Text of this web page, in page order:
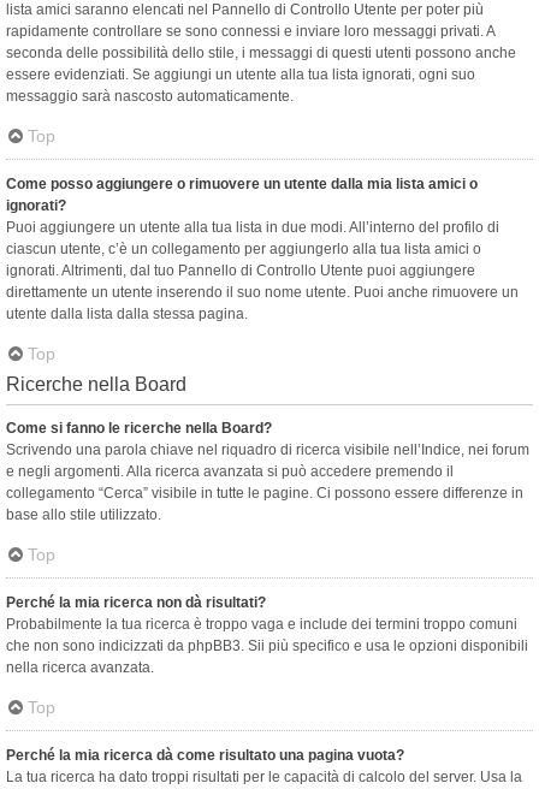
lista amici saranno elencati nel Pannello di Controllo Utente per poter più
rapidamente controllare se sono connessi e inviare loro messaggi privati. A
seconda delle possibilità dello stile, i messaggi di questi utenti possono anche
essere evidenziati. Se aggiungi un utente alla tua lista ignorati, ogni suo
messaggio sarà nascosto automaticamente.
Top
Come posso aggiungere o rimuovere un utente dalla mia lista amici o
ignorati?
Puoi aggiungere un utente alla tua lista in due modi. All’interno del profilo di
ciascun utente, c’è un collegamento per aggiungerlo alla tua lista amici o
ignorati. Altrimenti, dal tuo Pannello di Controllo Utente puoi aggiungere
direttamente un utente inserendo il suo nome utente. Puoi anche rimuovere un
utente dalla lista dalla stessa pagina.
Top
Ricerche nella Board
Come si fanno le ricerche nella Board?
Scrivendo una parola chiave nel riquadro di ricerca visibile nell’Indice, nei forum
e negli argomenti. Alla ricerca avanzata si può accedere premendo il
collegamento “Cerca” visibile in tutte le pagine. Ci possono essere differenze in
base allo stile utilizzato.
Top
Perché la mia ricerca non dà risultati?
Probabilmente la tua ricerca è troppo vaga e include dei termini troppo comuni
che non sono indicizzati da phpBB3. Sii più specifico e usa le opzioni disponibili
nella ricerca avanzata.
Top
Perché la mia ricerca dà come risultato una pagina vuota?
La tua ricerca ha dato troppi risultati per le capacità di calcolo del server. Usa la